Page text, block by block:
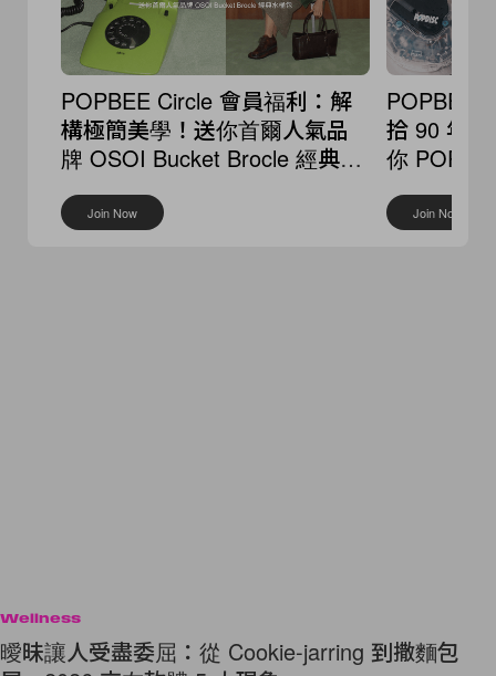
POPBEE Circle 會員福利：解
構極簡美學！送你首爾人氣品
牌 OSOI Bucket Brocle 經典水
Join Now
POPBEE
拾 90 年
你
Join Now
Wellness
曖昧讓人受盡委屈：從 Cookie-jarring 到撒麵包